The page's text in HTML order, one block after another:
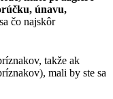
únavu,
čo najskôr
takže ak
mali by ste sa